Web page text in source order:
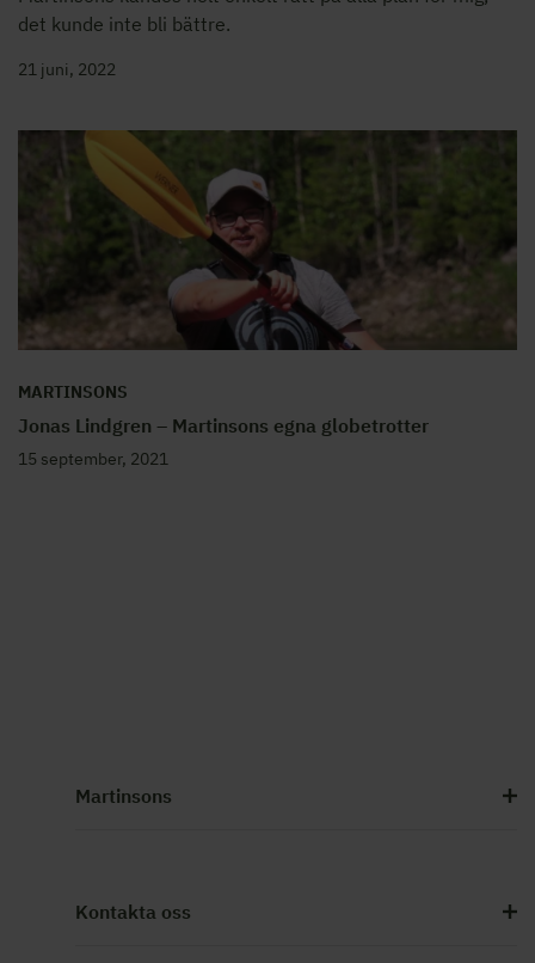
det kunde inte bli bättre.
21 juni, 2022
MARTINSONS
Jonas Lindgren – Martinsons egna globetrotter
15 september, 2021
Martinsons
Kontakta oss